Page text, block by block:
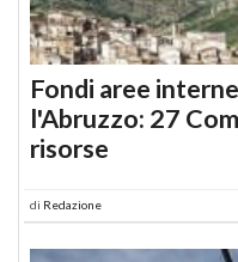
Fondi aree
l'Abruzzo: 27
risorse
di Redazione